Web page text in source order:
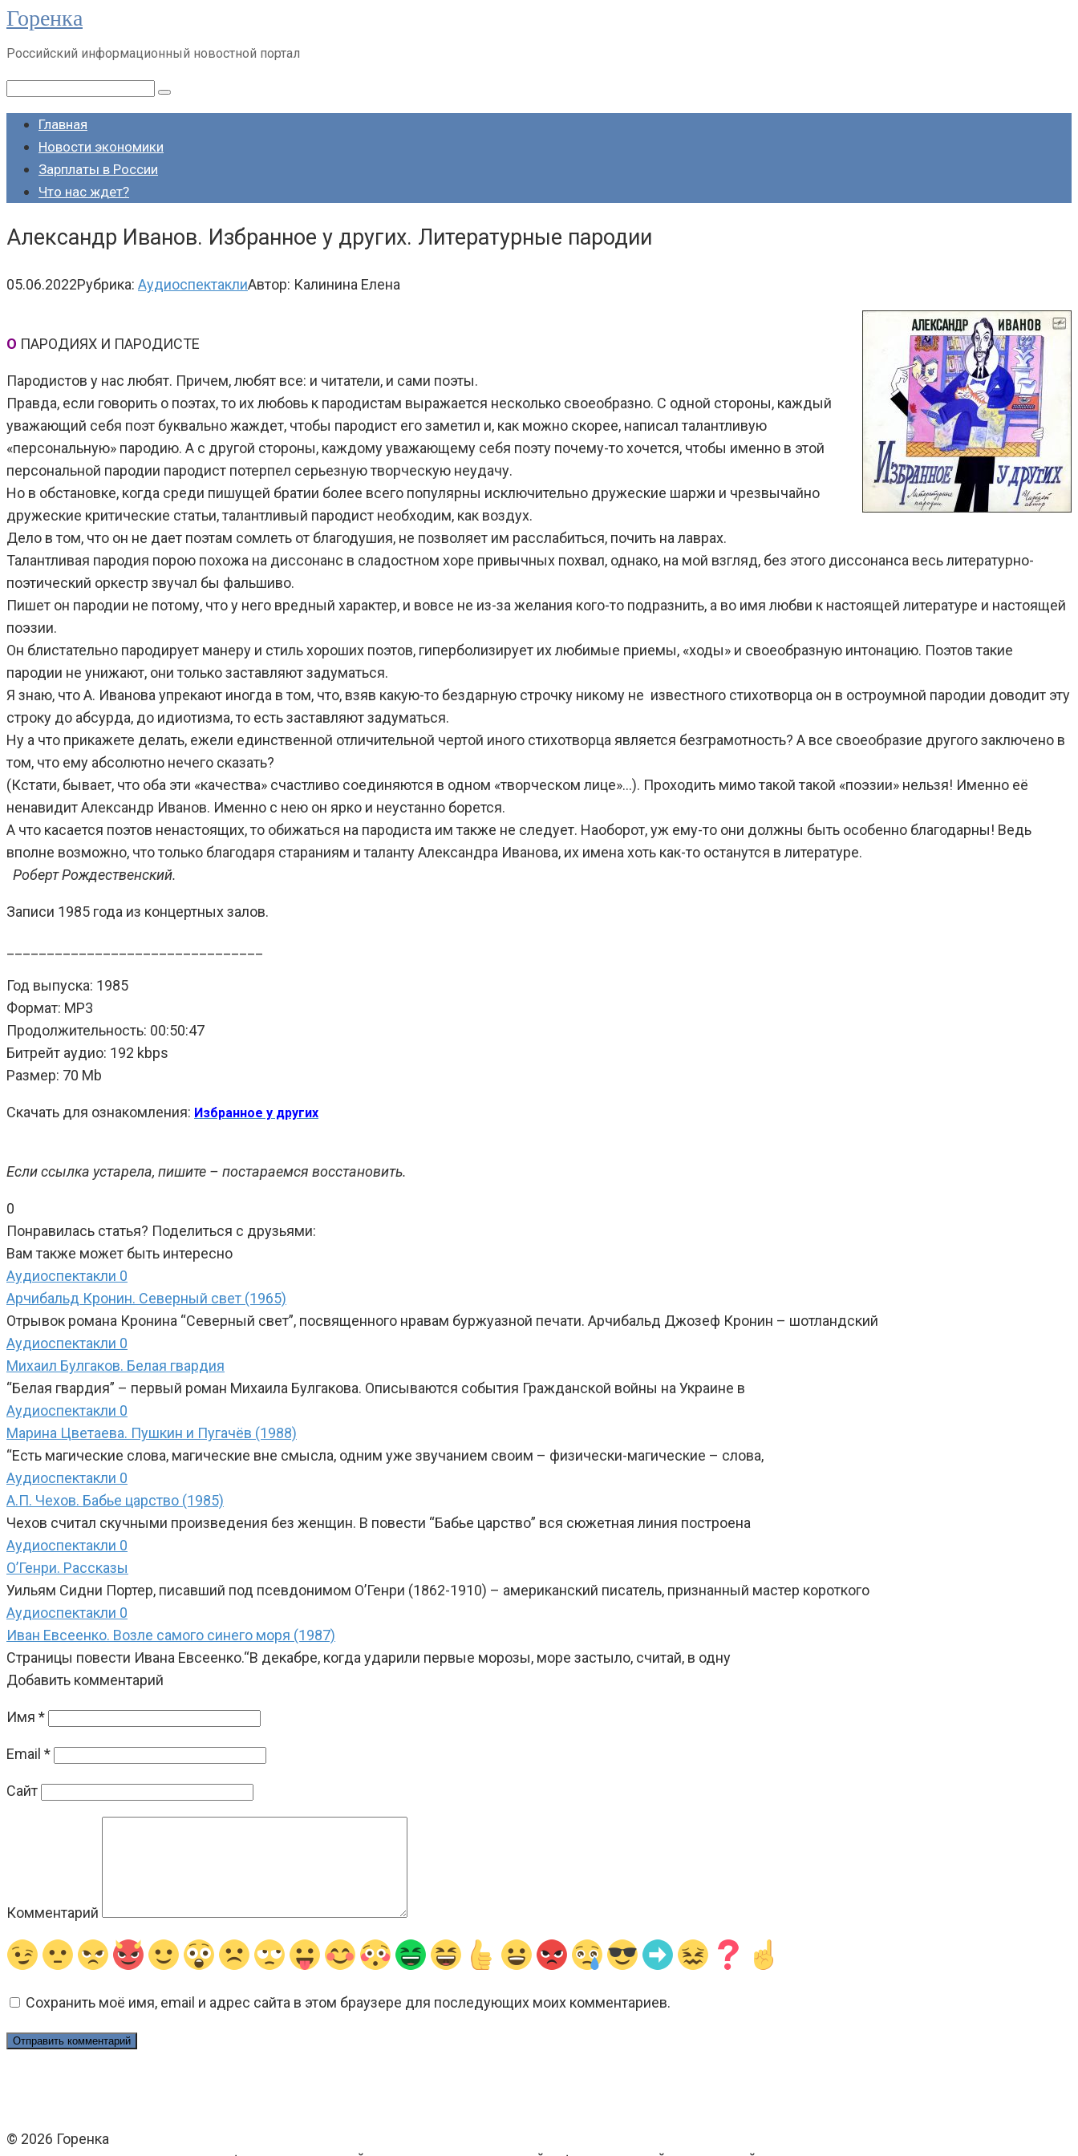
Перейти
контенту
Горенка
Российский информационный новостной портал
Поиск:
Главная
Новости экономики
Зарплаты в России
Что нас ждет?
Александр Иванов. Избранное у других. Литературные пародии
05.06.2022Рубрика: АудиоспектаклиАвтор: Калинина Елена
О ПАРОДИЯХ И ПАРОДИСТЕ
Пародистов у нас любят. Причем, любят все: и читатели, и сами поэты.
Правда, если говорить о поэтах, то их любовь к пародистам выражается несколько своеобразно. С одной стороны, каждый
уважающий себя поэт буквально жаждет, чтобы пародист его заметил и, как можно скорее, написал талантливую
«персональную» пародию. А с другой стороны, каждому уважающему себя поэту почему-то хочется, чтобы именно в этой
персональной пародии пародист потерпел серьезную творческую неудачу.
Но в обстановке, когда среди пишущей братии более всего популярны исключительно дружеские шаржи и чрезвычайно
дружеские критические статьи, талантливый пародист необходим, как воздух.
Дело в том, что он не дает поэтам сомлеть от благодушия, не позволяет им расслабиться, почить на лаврах.
Талантливая пародия порою похожа на диссонанс в сладостном хоре привычных похвал, однако, на мой взгляд, без этого диссонанса весь литературно-
поэтический оркестр звучал бы фальшиво.
Пишет он пародии не потому, что у него вредный характер, и вовсе не из-за желания кого-то подразнить, а во имя любви к настоящей литературе и настоящей
поэзии.
Он блистательно пародирует манеру и стиль хороших поэтов, гиперболизирует их любимые приемы, «ходы» и своеобразную интонацию. Поэтов такие
пародии не унижают, они только заставляют задуматься.
Я знаю, что А. Иванова упрекают иногда в том, что, взяв какую-то бездарную строчку никому не известного стихотворца он в остроумной пародии доводит эту
строку до абсурда, до идиотизма, то есть заставляют задуматься.
Ну а что прикажете делать, ежели единственной отличительной чертой иного стихотворца является безграмотность? А все своеобразие другого заключено в
том, что ему абсолютно нечего сказать?
(Кстати, бывает, что оба эти «качества» счастливо соединяются в одном «творческом лице»…). Проходить мимо такой такой «поэзии» нельзя! Именно её
ненавидит Александр Иванов. Именно с нею он ярко и неустанно борется.
А что касается поэтов ненастоящих, то обижаться на пародиста им также не следует. Наоборот, уж ему-то они должны быть особенно благодарны! Ведь
вполне возможно, что только благодаря стараниям и таланту Александра Иванова, их имена хоть как-то останутся в литературе.
Роберт Рождественский.
Записи 1985 года из концертных залов.
Год выпуска: 1985
Формат: MP3
Продолжительность: 00:50:47
Битрейт аудио: 192 kbps
Размер: 70 Mb
Скачать для ознакомления: Избранное у других
Если ссылка устарела, пишите – постараемся восстановить.
0
Понравилась статья? Поделиться с друзьями:
Вам также может быть интересно
Аудиоспектакли 0
Арчибальд Кронин. Северный свет (1965)
Отрывок романа Кронина “Северный свет”, посвященного нравам буржуазной печати. Арчибальд Джозеф Кронин – шотландский
Аудиоспектакли 0
Михаил Булгаков. Белая гвардия
“Белая гвардия” – первый роман Михаила Булгакова. Описываются события Гражданской войны на Украине в
Аудиоспектакли 0
Марина Цветаева. Пушкин и Пугачёв (1988)
“Есть магические слова, магические вне смысла, одним уже звучанием своим – физически-магические – слова,
Аудиоспектакли 0
А.П. Чехов. Бабье царство (1985)
Чехов считал скучными произведения без женщин. В повести “Бабье царство” вся сюжетная линия построена
Аудиоспектакли 0
О’Генри. Рассказы
Уильям Сидни Портер, писавший под псевдонимом О’Генри (1862-1910) – американский писатель, признанный мастер короткого
Аудиоспектакли 0
Иван Евсеенко. Возле самого синего моря (1987)
Страницы повести Ивана Евсеенко.“В декабре, когда ударили первые морозы, море застыло, считай, в одну
Добавить комментарий
Имя *
Email *
Сайт
Комментарий
Сохранить моё имя, email и адрес сайта в этом браузере для последующих моих комментариев.
© 2026 Горенка